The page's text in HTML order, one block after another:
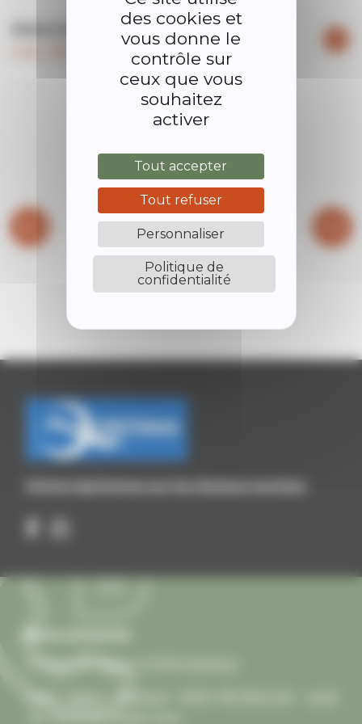
Aide à la navigation
BIBLIOTHÈQUE
des cookies et
vous donne le
contrôle sur
ceux que vous
souhaitez
activer
Tout accepter
Tout refuser
Personnaliser
Politique de
confidentialité